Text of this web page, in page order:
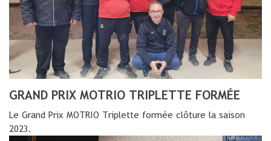
GRAND PRIX MOTRIO TRIPLETTE FORMÉE
Le Grand Prix MOTRIO Triplette formée clôture la saison
2023.